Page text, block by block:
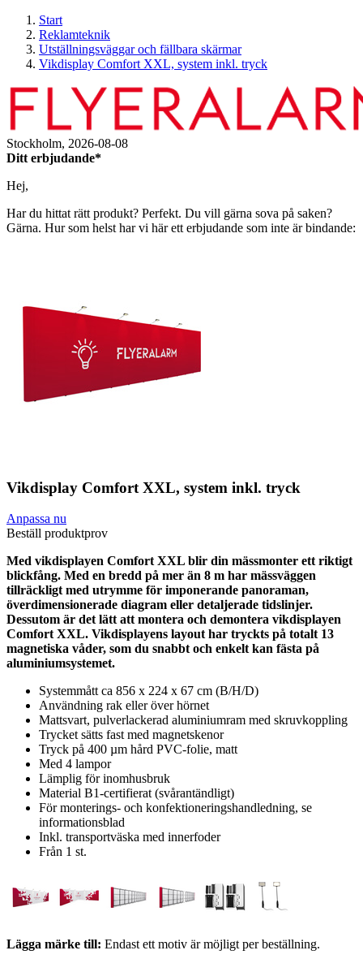
Start
Reklamteknik
Utställningsväggar och fällbara skärmar
Vikdisplay Comfort XXL, system inkl. tryck
Stockholm, 2026-08-08
Ditt erbjudande*
Hej,
Har du hittat rätt produkt? Perfekt. Du vill gärna sova på saken?
Gärna. Hur som helst har vi här ett erbjudande som inte är bindande:
Vikdisplay Comfort XXL, system inkl. tryck
Anpassa nu
Beställ produktprov
Med vikdisplayen Comfort XXL blir din mässmonter ett riktigt
blickfång. Med en bredd på mer än 8 m har mässväggen
tillräckligt med utrymme för imponerande panoraman,
överdimensionerade diagram eller detaljerade tidslinjer.
Dessutom är det lätt att montera och demontera vikdisplayen
Comfort XXL. Vikdisplayens layout har tryckts på totalt 13
magnetiska våder, som du snabbt och enkelt kan fästa på
aluminiumsystemet.
Systemmått ca 856 x 224 x 67 cm (B/H/D)
Användning rak eller över hörnet
Mattsvart, pulverlackerad aluminiumram med skruvkoppling
Trycket sätts fast med magnetskenor
Tryck på 400 µm hård PVC-folie, matt
Med 4 lampor
Lämplig för inomhusbruk
Material B1-certifierat (svårantändligt)
För monterings- och konfektioneringshandledning, se
informationsblad
Inkl. transportväska med innerfoder
Från 1 st.
Lägga märke till: Endast ett motiv är möjligt per beställning.